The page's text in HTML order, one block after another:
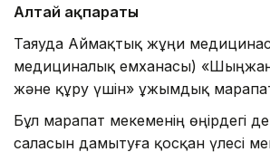
Алтай ақпараты
Таяуда Аймақтық жұңи
медициналық емханасы)
және құру үшін» ұжымдық
Бұл марапат мекеменің өңірдегі
саласын дамытуға қосқан үлесі